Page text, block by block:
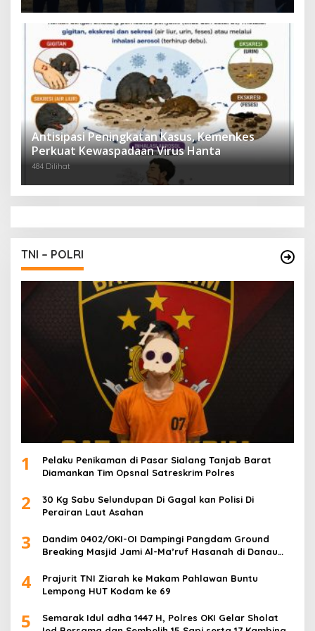
Antisipasi Peningkatan Kasus, Kemenkes
Perkuat Kewaspadaan Virus Hanta
484 Dilihat
TNI – POLRI
1
Pelaku Penikaman di Pasar Sialang Tanjab Barat
Diamankan Tim Opsnal Satreskrim Polres
2
30 Kg Sabu Selundupan Di Gagal kan Polisi Di
Perairan Laut Asahan
3
Dandim 0402/OKI-OI Dampingi Pangdam Ground
Breaking Masjid Jami Al-Ma’ruf Hasanah di Danau
4
Prajurit TNI Ziarah ke Makam Pahlawan Buntu
Lempong HUT Kodam ke 69
5
Semarak Idul adha 1447 H, Polres OKI Gelar Sholat